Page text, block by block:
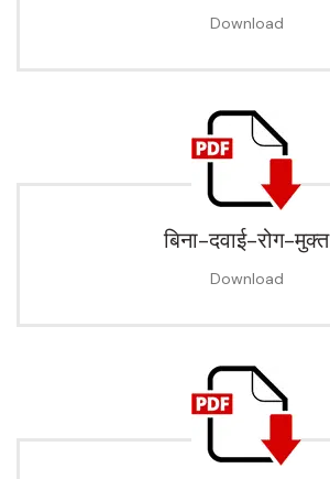
Download
बिना-दवाई-रोग-मुक्त
Download